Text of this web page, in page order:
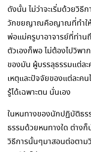
ดังนั้น ไม่ว่าจะเริ่มด้วยวิธี
วักขยญาณคือญาณที่ทำให้
พ่อแม่ครูบาอาจารย์ที่ท่า
ตัวเองก็พอ ไม่ต้องไปวิพา
ของมัน ผู้บรรลุธรรมแต่ล
เหตุและปัจจัยของแต่ละค
รู้ได้เฉพาะตน นั่นเอง
ในหนทางของนักปฏิบัติธร
ธรรมด้วยหนทางใด ต่าง
วิธีการนั้นๆมาสอนต่อตาม